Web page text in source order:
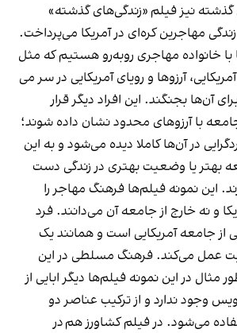
نیز فیلم «زندگی‌های گذشته»
مهاجرین کره‌ای در آمریکا می‌پرداخت.
با خانواده‌ مهاجری روبه‌رو هستیم که مثل
آرزوها و رویای آمریکایی در سر می
آن‌ها بجنگند. این افراد دیگر قرار
با آرزوهای محدود نشان داده شوند؛
در آن‌ها کاملا دیده می‌شود و به این
بهتر یا وضعیت بهتری در زندگی دست
این نمونه فیلم‌ها فرهنگ مهاجر را
و نه خارج از جامعه آن می‌دانند. فرد
از جامعه آمریکایی است و همانند یک
عمل می‌کند. فرهنگ مسلطی در این
در این نمونه فیلم‌ها دیگر ابایی از
وجود ندارد و از ترکیب عناصر دو
می‌شود. در فیلم کشاورز هم در